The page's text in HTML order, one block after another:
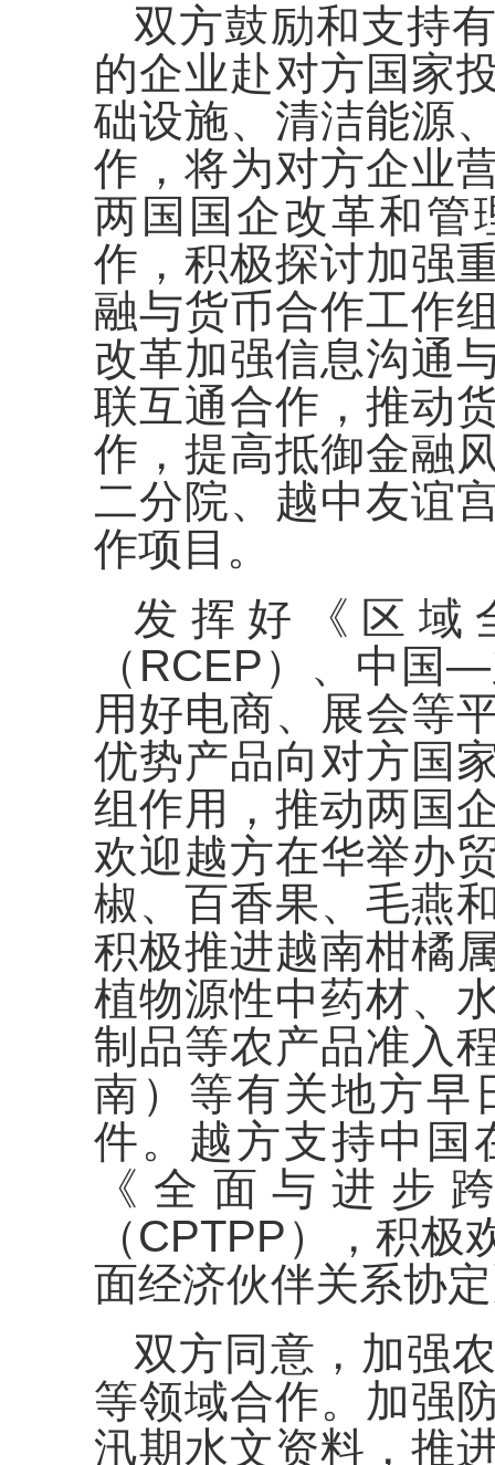
双方鼓励和支持
的企业赴对方国家
础设施、清洁能源
作，将为对方企业
两国国企改革和管
作，积极探讨加强
融与货币合作工作
改革加强信息沟通
联互通合作，推动
作，提高抵御金融
二分院、越中友谊
作项目。
发挥好《区域
（RCEP）、中国
用好电商、展会等
优势产品向对方国
组作用，推动两国
欢迎越方在华举办
椒、百香果、毛燕
积极推进越南柑橘
植物源性中药材、
制品等农产品准入
南）等有关地方早
件。越方支持中国
《全面与进步
（CPTPP），积
面经济伙伴关系协
双方同意，加强
等领域合作。加强
汛期水文资料，推